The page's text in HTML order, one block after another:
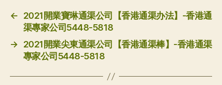
←
2021開業寶琳通渠公司【香港通渠办法】-香港通
渠專家公司5448-5818
→
2021開業尖東通渠公司【香港通渠棒】-香港通渠
專家公司5448-5818